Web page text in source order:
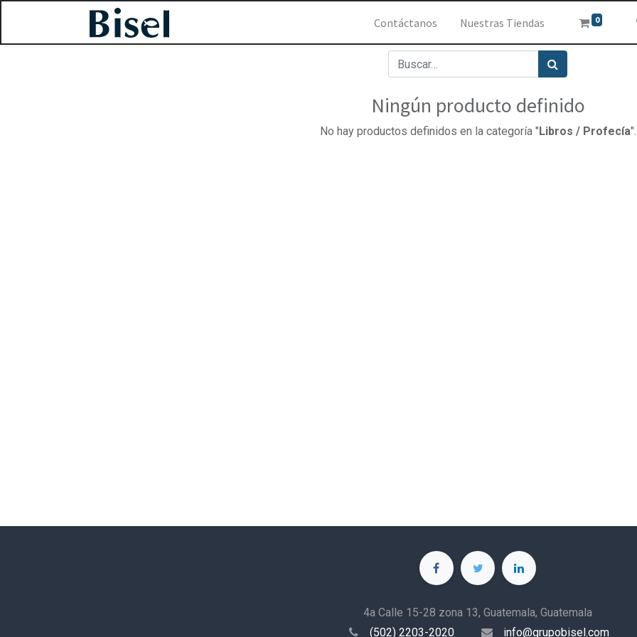
Contáctanos Nuestras Tiendas 0
Ningún producto definido
No hay productos definidos en la categoría "Libros / Profecía".
4a Calle 15-28 zona 13, Guatemala, Guatemala
(502) 2203-2020
info@grupobisel.com